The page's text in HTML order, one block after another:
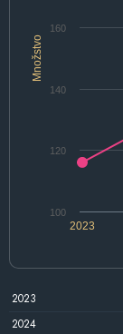
Množstvo
2023
100
120
140
160
2023
2024